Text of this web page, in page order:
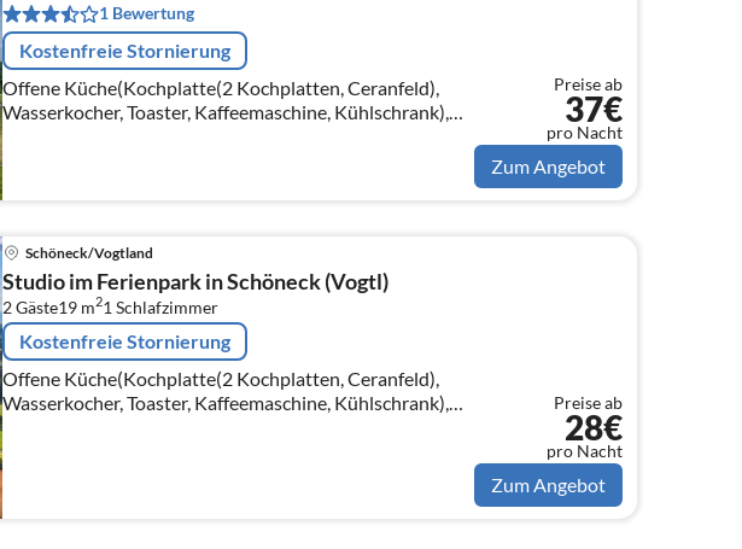
1 Bewertung
Kostenfreie Stornierung
Offene Küche(Kochplatte(2 Kochplatten, Ceranfeld),
Wasserkocher, Toaster, Kaffeemaschine, Kühlschrank),
Wohn/Esszimmer(Doppelschlafcouch, TV(Flatscreen,
Satellit)
Preise ab
37€
pro Nacht
Zum Angebot
Schöneck/Vogtland
Studio im Ferienpark in Schöneck (Vogtl)
2 Gäste19 m21 Schlafzimmer
Kostenfreie Stornierung
Offene Küche(Kochplatte(2 Kochplatten, Ceranfeld),
Wasserkocher, Toaster, Kaffeemaschine, Kühlschrank),
Wohn-/Schlafzimmer(Doppelbett, TV(Flatscreen,
Satellit)
Preise ab
28€
pro Nacht
Zum Angebot